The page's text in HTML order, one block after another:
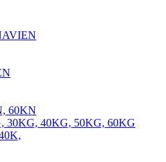
60KN
30KG, 40KG, 50KG, 60KG